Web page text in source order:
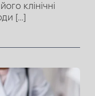
клінічні
[…]